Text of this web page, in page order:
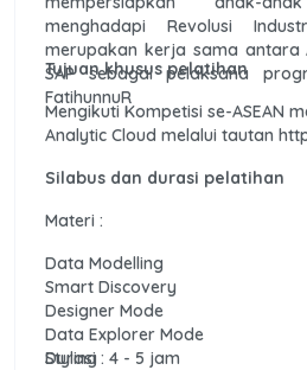
menghadapi Revolusi
merupakan kerja sama antara
SAP sebagai pelaksana
FatihunnuR
Tujuan khusus pelatihan
Mengikuti Kompetisi se-ASEAN
Analytic Cloud melalui tautan
Silabus dan durasi pelatihan
Materi :
Data Modelling
Smart Discovery
Designer Mode
Data Explorer Mode
Styling
Durasi : 4 - 5 jam